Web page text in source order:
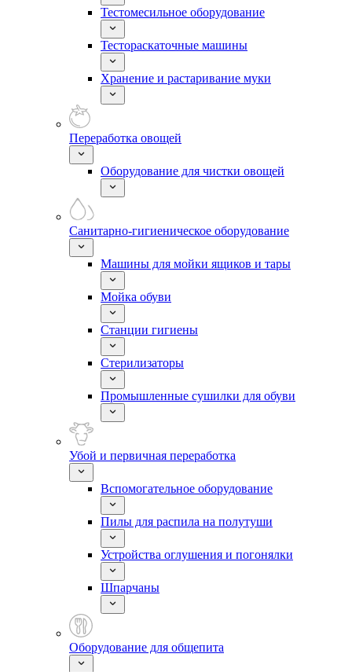
Тестомесильное оборудование
Тестораскаточные машины
Хранение и растаривание муки
Переработка овощей
Оборудование для чистки овощей
Санитарно-гигиеническое оборудование
Машины для мойки ящиков и тары
Мойка обуви
Станции гигиены
Стерилизаторы
Промышленные сушилки для обуви
Убой и первичная переработка
Вспомогательное оборудование
Пилы для распила на полутуши
Устройства оглушения и погонялки
Шпарчаны
Оборудование для общепита